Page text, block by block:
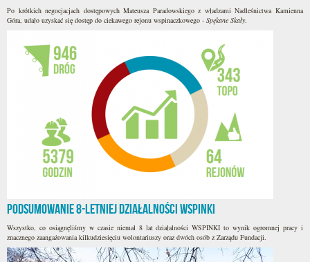
Po krótkich negocjacjach dostępowych Mateusza Paradowskiego z władzami Nadleśnictwa Kamienna
Góra, udało uzyskać się dostęp do ciekawego rejonu wspinaczkowego - Spękane Skały.
Podsumowanie 8-letniej działalności WSPINKI
Wszystko, co osiągnęliśmy w czasie niemal 8 lat działalności WSPINKI to wynik ogromnej pracy i
znacznego zaangażowania kilkudziesięciu wolontariuszy oraz dwóch osób z Zarządu Fundacji.